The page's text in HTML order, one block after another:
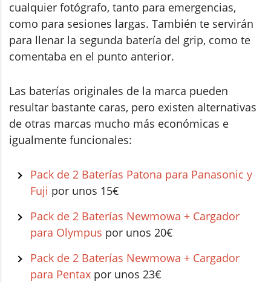
cualquier fotógrafo, tanto para emergencias,
como para sesiones largas. También te servirán
para llenar la segunda batería del grip, como te
comentaba en el punto anterior.
Las baterías originales de la marca pueden
resultar bastante caras, pero existen alternativas
de otras marcas mucho más económicas e
igualmente funcionales:
Pack de 2 Baterías Patona para Panasonic y
Fuji por unos 15€
Pack de 2 Baterías Newmowa + Cargador
para Olympus por unos 20€
Pack de 2 Baterías Newmowa + Cargador
para Pentax por unos 23€